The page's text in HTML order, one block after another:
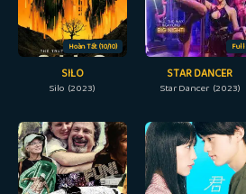
Hoàn Tất (10/10)
SILO
Silo (2023)
Full
STAR DANCER
Star Dancer (2023)